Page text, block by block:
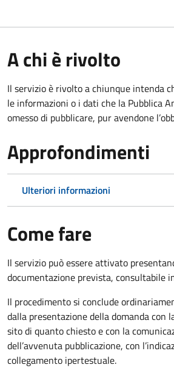
A chi è rivolto
Il servizio è rivolto a chiunque intenda
le informazioni o i dati che la Pubblica
omesso di pubblicare, pur avendone
Approfondimenti
Ulteriori informazioni
Come fare
Il servizio può essere attivato
documentazione prevista, consultabile
Il procedimento si conclude
dalla presentazione della domanda con
sito di quanto chiesto e con la
dell’avvenuta pubblicazione, con
collegamento ipertestuale.